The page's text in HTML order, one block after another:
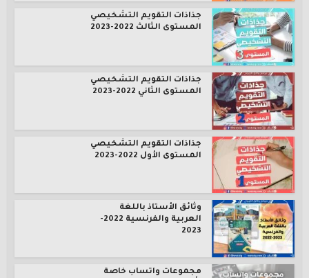
جذاذات التقويم التشخيصي
المستوى الثالث 2022-2023
جذاذات التقويم التشخيصي
المستوى الثاني 2022-2023
جذاذات التقويم التشخيصي
المستوى الأول 2022-2023
وثائق الأستاذ باللغة
العربية والفرنسية 2022-
2023
مجموعات واتساب خاصة